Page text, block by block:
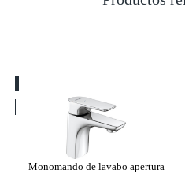
Monomando de lavabo apertura